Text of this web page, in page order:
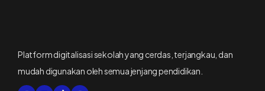
Platform digitalisasi sekolah yang cerdas, terjangkau, dan
mudah digunakan oleh semua jenjang pendidikan.